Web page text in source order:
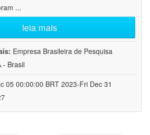
...
leia mais
Empresa Brasileira de Pesquisa
- Brasil
05 00:00:00 BRT 2023-Fri Dec 31